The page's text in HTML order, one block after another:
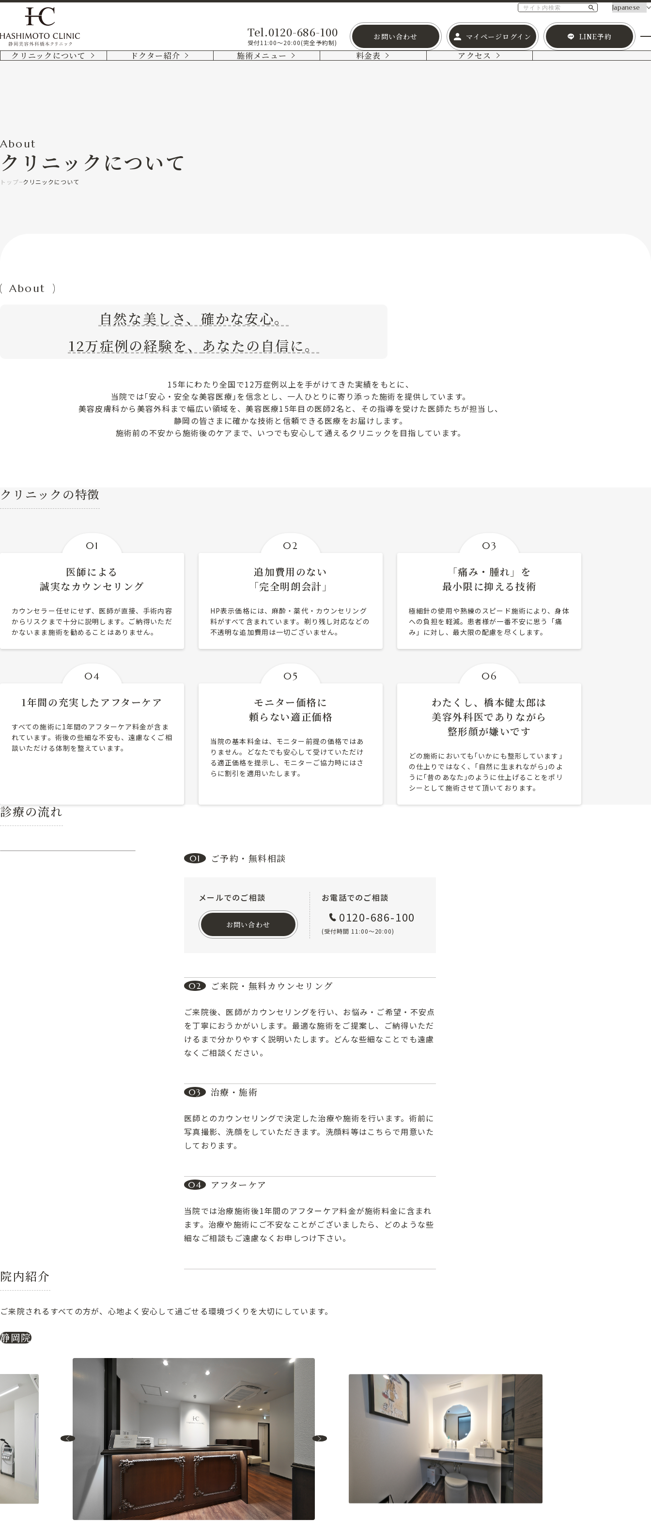
Tel.0120-686-100
受付11:00～20:00(完全予約制)
お問い合わせ マイページログイン LINE予約
クリニックについて ドクター紹介 施術メニュー 料金表 アクセス
About
クリニックについて
トップ クリニックについて
About
自然な美しさ、確かな安心。
12万症例の経験を、 あなたの自信に。
15年にわたり全国で12万症例以上を手がけてきた実績をもとに、
当院では｢安心・安全な美容医療｣を信念とし、一人ひとりに寄り添った施術を提供しています。
美容皮膚科から美容外科まで幅広い領域を、美容医療15年目の医師2名と、その指導を受けた医師たちが担当し、
静岡の皆さまに確かな技術と信頼できる医療をお届けします。
施術前の不安から施術後のケアまで、いつでも安心して通えるクリニックを目指しています。
クリニックの特徴
01
医師による
誠実なカウンセリング
カウンセラー任せにせず、医師が直接、手術内容
からリスクまで十分に説明します。ご納得いただ
かないまま施術を勧めることはありません。
02
追加費用のない
「完全明朗会計」
HP表示価格には、麻酔・薬代・カウンセリング
料がすべて含まれています。剃り残し対応などの
不透明な追加費用は一切ございません。
03
「痛み・腫れ」を
最小限に抑える技術
極細針の使用や熟練のスピード施術により、身体
への負担を軽減。患者様が一番不安に思う「痛
み」に対し、最大限の配慮を尽くします。
04
1年間の充実したアフターケア
すべての施術に1年間のアフターケア料金が含ま
れています。術後の些細な不安も、遠慮なくご相
談いただける体制を整えています。
05
モニター価格に
頼らない適正価格
当院の基本料金は、モニター前提の価格ではあ
りません。どなたでも安心して受けていただけ
る適正価格を提示し、モニターご協力時にはさ
らに割引を適用いたします。
06
わたくし、橋本健太郎は
美容外科医でありながら
整形顔が嫌いです
どの施術においても｢いかにも整形しています｣
の仕上りではなく、｢自然に生まれながら｣のよ
うに｢昔のあなた｣のように仕上げることをポリ
シーとして施術させて頂いております。
診療の流れ
01 ご予約・無料相談
メールでのご相談
お問い合わせ
お電話でのご相談
0120-686-100
(受付時間 11:00〜20:00)
02 ご来院・無料カウンセリング
ご来院後、医師がカウンセリングを行い、お悩み・ご希望・不安点
を丁寧におうかがいします。最適な施術をご提案し、ご納得いただ
けるまで分かりやすく説明いたします。どんな些細なことでも遠慮
なくご相談ください。
03 治療・施術
医師とのカウンセリングで決定した治療や施術を行います。術前に
写真撮影、洗顔をしていただきます。洗顔料等はこちらで用意いた
しております。
04 アフターケア
当院では治療施術後1年間のアフターケア料金が施術料金に含まれ
ます。治療や施術にご不安なことがございましたら、どのような些
細なご相談もご遠慮なくお申しつけ下さい。
院内紹介
ご来院されるすべての方が、心地よく安心して過ごせる環境づくりを大切にしています。
静岡院